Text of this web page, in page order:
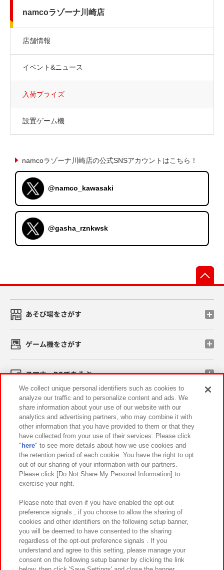
namcoラゾーナ川崎店
店舗情報
イベント&ニュース
入荷プライズ
設置ゲーム機
namcoラゾーナ川崎店の公式SNSアカウントはこちら！
@namco_kawasaki
@gasha_rznkwsk
あそび場をさがす
ゲーム機をさがす
スマホ・PCであそぶ
イベント・キャンペーン
関連会社 サステナビリティ サイトポリシー
プライバシーポリシー ウェブアクセシビリティ方針と検証結果
お取引先さまとともに
カスタマーハラスメント対応方針 よくあるご質問・お問い合わせ
We collect unique personal identifiers such as cookies to
analyze our traffic and to personalize content and ads. We
share information about your use of our website with our
analytics and advertising partners, who may combine it with
other information that you have provided to them or that they
have collected from your use of their services. Please click
" here" to see more details about how we use cookies and
the retention period of each cookie. You have the right to opt
out of our sharing of your information with our partners.
Please click [Do Not Share My Personal Information] to
exercise your right.
Please note that even if you have enabled the opt-out
preference signals , if you choose to allow the sharing of
cookies and other identifiers on the following setup banner,
you will be deemed to have consented to the sharing
regardless of the opt-out preference signals . If you
understand and agree to this setting, please manage your
consent on the following setup banner by clicking the link